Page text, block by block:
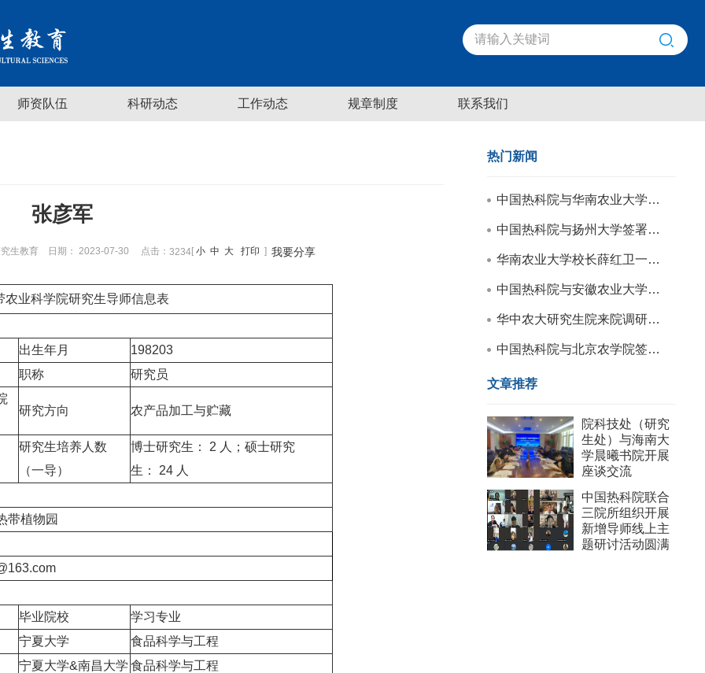
师资队伍 科研动态 工作动态 规章制度 联系我们
热门新闻
中国热科院与华南农业大学签署合作框架协议
中国热科院与扬州大学签署合作框架协议
华南农业大学校长薛红卫一行来院调研交流
中国热科院与安徽农业大学签署合作框架协议
华中农大研究生院来院调研交流
中国热科院与北京农学院签署战略合作框架协议
文章推荐
院科技处（研究
生处）与海南大
学晨曦书院开展
座谈交流
中国热科院联合
三院所组织开展
新增导师线上主
题研讨活动圆满
张彦军
生教育日期： 2023-07-30 点击： 3234[ 小 中 大 打印 ] 我要分享
农业科学院研究生导师信息表
出生年月
198203
职称 研究员
研究方向 农产品加工与贮藏
研究生培养人数
（一导）
博士研究生： 2 人；硕士研究
生： 24 人
带植物园
毕业院校
学习专业
宁夏大学
食品科学与工程
宁夏大学&南昌大学 食品科学与工程